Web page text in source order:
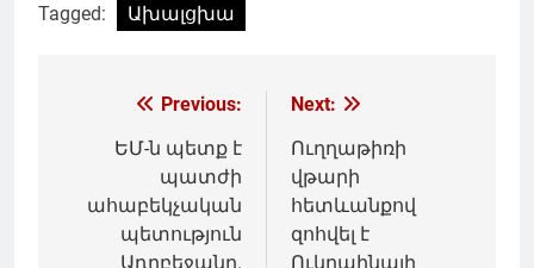
Tagged: Ախալցխա
Գրառումների
նավարկումը
Previous:
ԵՄ-ն պետք է
պատժի
ահաբեկչական
պետություն
Ադրբեջանը.
Next:
Ուղղաթիռի
վթարի
հետևանքով
զոհվել է
Ուկրաինայի